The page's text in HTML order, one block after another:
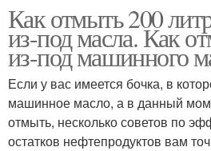
Бочки от масла
Масла для воды
Как отмыть 200
из-под масла. Как
из-под машинного
Если у вас имеется бочка, в
машинное масло, а в данный
отмыть, несколько советов по
остатков нефтепродуктов вам